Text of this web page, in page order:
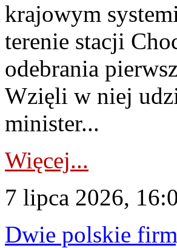
krajowym
terenie stacji
odebrania
Wzięli w niej
minister...
Więcej...
7 lipca 2026,
Dwie polskie